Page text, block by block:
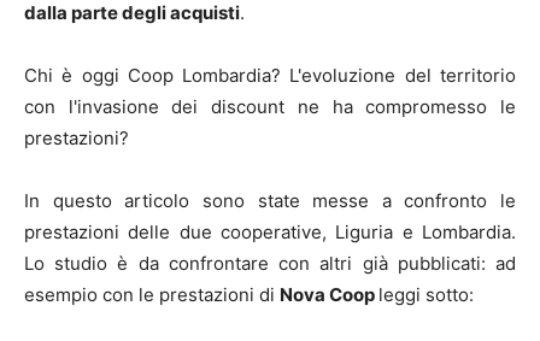
dalla parte degli acquisti.
Chi è oggi Coop Lombardia? L'evoluzione del territorio
con l'invasione dei discount ne ha compromesso le
prestazioni?
In questo articolo sono state messe a confronto le
prestazioni delle due cooperative, Liguria e Lombardia.
Lo studio è da confrontare con altri già pubblicati: ad
esempio con le prestazioni di Nova Coop leggi sotto: